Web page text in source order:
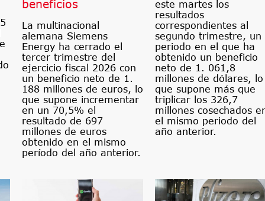
beneficios
La multinacional
alemana Siemens
Energy ha cerrado el
tercer trimestre del
ejercicio fiscal 2026 con
un beneficio neto de 1.
188 millones de euros, lo
que supone incrementar
en un 70,5% el
resultado de 697
millones de euros
obtenido en el mismo
período del año anterior.
este martes los
resultados
correspondientes al
segundo trimestre, un
periodo en el que ha
obtenido un beneficio
neto de 1. 061,8
millones de dólares, lo
que supone más que
triplicar los 326,7
millones cosechados
el mismo periodo del
año anterior.